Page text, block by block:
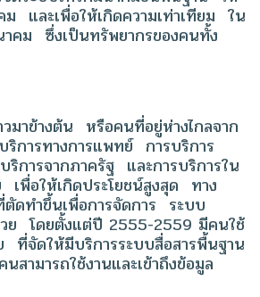
ม และเพื่อให้เกิดความเท่าเทียม ใน
าคม ซึ่งเป็นทรัพยากรของคนทั้ง
ข้างต้น หรือคนที่อยู่ห่างไกลจาก
ริการทางการแพทย์ การบริการ
การจากภาครัฐ และการบริการใน
เพื่อให้เกิดประโยชน์สูงสุด ทาง
ดทำขึ้นเพื่อการจัดการ ระบบ
ย โดยตั้งแต่ปี 2555-2559 มีคนใช้
ที่จัดให้มีบริการระบบสื่อสารพื้นฐาน
ามารถใช้งานและเข้าถึงข้อมูล